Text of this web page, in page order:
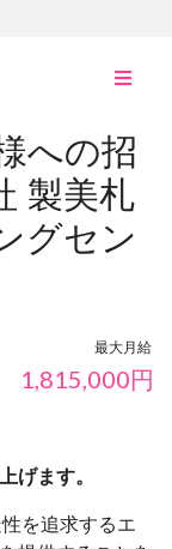
ナ
り
替
え
への招
製美札
グセン
最大月給
1,815,000円
げます。
を追求するエ